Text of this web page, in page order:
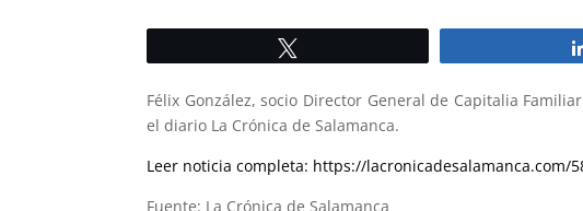
Félix González, socio Director General de Capitalia
el diario La Crónica de Salamanca.
Leer noticia completa: https://lacronicadesalamanca.com/
Fuente: La Crónica de Salamanca